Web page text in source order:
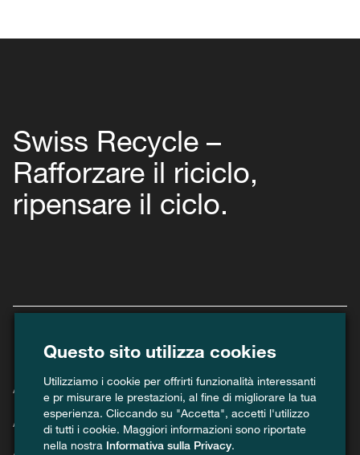
Swiss Recycle –
Rafforzare il riciclo,
ripensare il ciclo.
Agenda
Attuale
Questo sito utilizza cookies
Utilizziamo i cookie per offrirti funzionalità interessanti
e pr misurare le prestazioni, al fine di migliorare la tua
esperienza. Cliccando su "Accetta", accetti l'utilizzo
di tutti i cookie. Maggiori informazioni sono riportate
nella nostra Informativa sulla Privacy.